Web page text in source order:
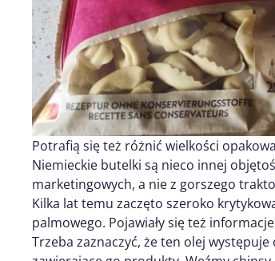
Potrafią się też różnić wielkości
Niemieckie butelki są nieco innej
marketingowych, a nie z gorszego
Kilka lat temu zaczęto szeroko
palmowego. Pojawiały się też
Trzeba zaznaczyć, że ten olej